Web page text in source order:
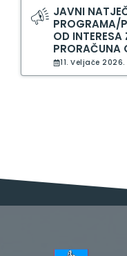
JAVNI
PROGRAMA/
OD
PRORAČUNA
11. Veljače 2026.